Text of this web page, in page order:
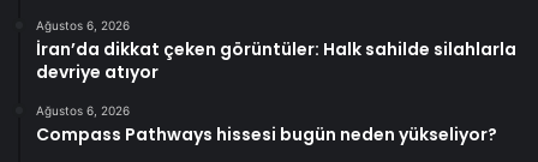
Ağustos 6, 2026
İran’da dikkat çeken görüntüler: Halk sahilde silahlarla
devriye atıyor
Ağustos 6, 2026
Compass Pathways hissesi bugün neden yükseliyor?